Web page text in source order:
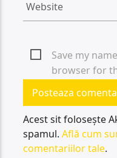
Save my
browser for
Acest sit folosește
spamul.Află cum
comentariilor tale.